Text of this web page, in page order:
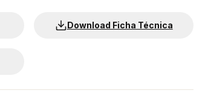
Download Ficha Técnica